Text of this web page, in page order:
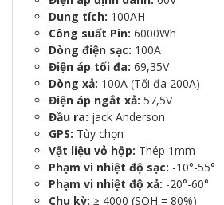
Dung tích: 100AH
Công suất Pin: 6000Wh
Dòng điện sạc: 100A
Điện áp tối đa: 69,35V
Dòng xả: 100A (Tối đa 200A)
Điện áp ngắt xả: 57,5V
Đầu ra: jack Anderson
GPS: Tùy chọn
Vật liệu vỏ hộp: Thép 1mm
Phạm vi nhiệt độ sạc: -10°-55°
Phạm vi nhiệt độ xả: -20°-60°
Chu kỳ: ≥ 4000 (SOH = 80%)